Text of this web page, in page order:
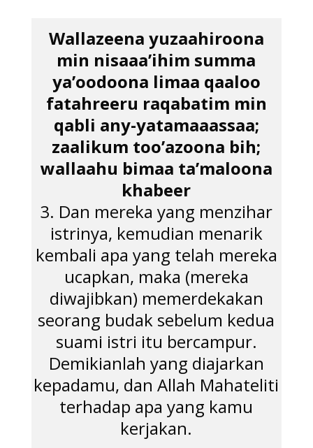
Wallazeena yuzaahiroona
min nisaaa’ihim summa
ya’oodoona limaa qaaloo
fatahreeru raqabatim min
qabli any-yatamaaassaa;
zaalikum too’azoona bih;
wallaahu bimaa ta’maloona
khabeer
3. Dan mereka yang menzihar
istrinya, kemudian menarik
kembali apa yang telah mereka
ucapkan, maka (mereka
diwajibkan) memerdekakan
seorang budak sebelum kedua
suami istri itu bercampur.
Demikianlah yang diajarkan
kepadamu, dan Allah Mahateliti
terhadap apa yang kamu
kerjakan.